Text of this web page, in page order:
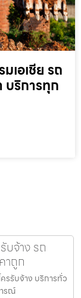
เอเชีย รถ
บริการทุก
บจ้าง รถ
าถูก
รรับจ้าง บริการทั่ว
รณ์